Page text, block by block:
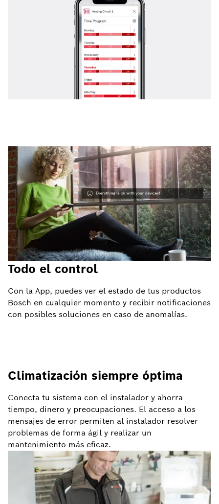
Todo el control
Con la App, puedes ver el estado de tus productos
Bosch en cualquier momento y recibir notificaciones
con posibles soluciones en caso de anomalías.
Climatización siempre óptima
Conecta tu sistema con el instalador y ahorra
tiempo, dinero y preocupaciones. El acceso a los
mensajes de error permiten al instalador resolver
problemas de forma ágil y realizar un
mantenimiento más eficaz.